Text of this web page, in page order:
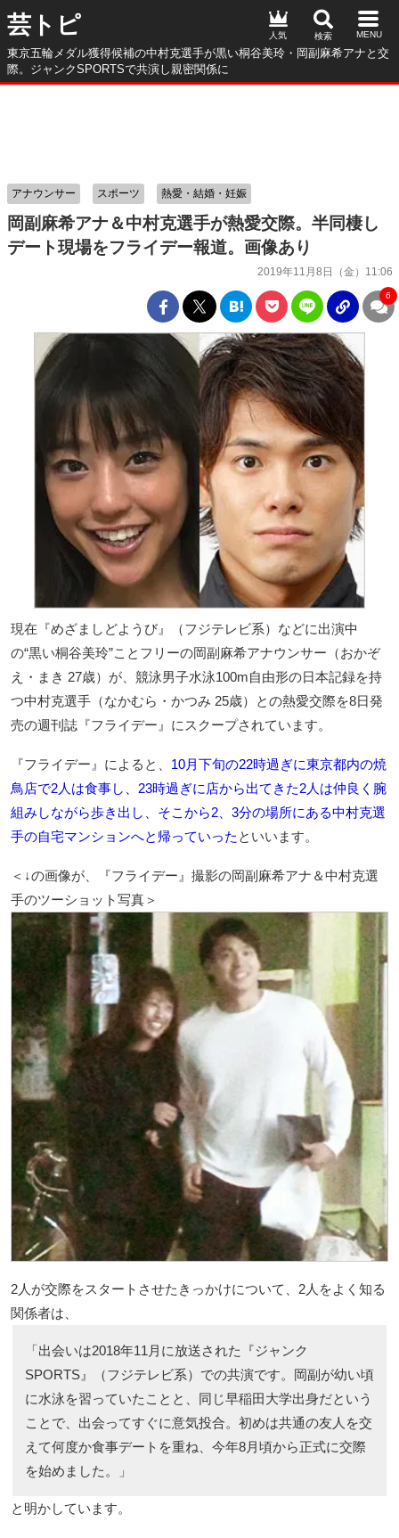
芸トピ
東京五輪メダル獲得候補の中村克選手が黒い桐谷美玲・岡副麻希アナと交
際。ジャンクSPORTSで共演し親密関係に
人気
岡副麻希アナ＆中村克選手が熱愛交際。半同棲し
デート現場をフライデー報道。画像あり
2019年11月8日（金）11:06
アナウンサー スポーツ 熱愛・結婚・妊娠
6
現在『めざましどようび』（フジテレビ系）などに出演中
の“黒い桐谷美玲”ことフリーの岡副麻希アナウンサー（おかぞ
え・まき 27歳）が、競泳男子水泳100m自由形の日本記録を持
つ中村克選手（なかむら・かつみ 25歳）との熱愛交際を8日発
売の週刊誌『フライデー』にスクープされています。
『フライデー』によると、 10月下旬の22時過ぎに東京都内の焼
鳥店で2人は食事し、23時過ぎに店から出てきた2人は仲良く腕
組みしながら歩き出し、そこから2、3分の場所にある中村克選
手の自宅マンションへと帰っていった といいます。
＜↓の画像が、『フライデー』撮影の岡副麻希アナ＆中村克選
手のツーショット写真＞
2人が交際をスタートさせたきっかけについて、2人をよく知る
関係者は、
「出会いは2018年11月に放送された『ジャンク
SPORTS』（フジテレビ系）での共演です。岡副が幼い頃
に水泳を習っていたことと、同じ早稲田大学出身だという
ことで、出会ってすぐに意気投合。初めは共通の友人を交
えて何度か食事デートを重ね、今年8月頃から正式に交際
を始めました。」
と明かしています。